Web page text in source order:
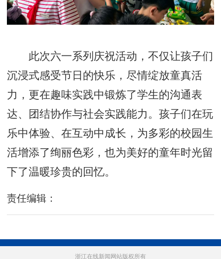
此次六一系列庆祝活动，不仅让孩子们
沉浸式感受节日的快乐，尽情绽放童真活
力，更在趣味实践中锻炼了学生的沟通表
达、团结协作与社会实践能力。孩子们在玩
乐中体验、在互动中成长，为多彩的校园生
活增添了绚丽色彩，也为美好的童年时光留
下了温暖珍贵的回忆。
责任编辑：
浙江在线新闻网站版权所有